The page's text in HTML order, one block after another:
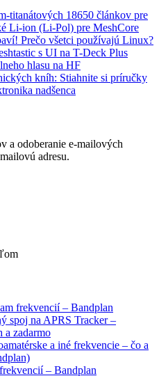
titanátových 18650 článkov pre
Li-ion (Li-Pol) pre MeshCore
Prečo všetci používajú Linux?
s UI na T-Deck Plus
hlasu na HF
kníh: Stiahnite si príručky
nadšenca
a odoberanie e-mailových
adresu.
frekvencií – Bandplan
spoj na APRS Tracker –
a zadarmo
a iné frekvencie – čo a
– Bandplan